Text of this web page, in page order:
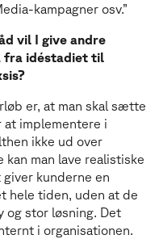
kampagner osv.”
vil I give andre
fra idéstadiet til
er, at man skal sætte
at implementere i
ikke ud over
kan man lave realistiske
kunderne en
hele tiden, uden at de
og stor løsning. Det
i organisationen.